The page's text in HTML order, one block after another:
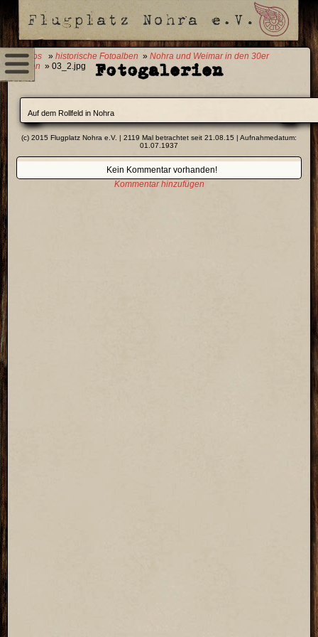
0 Fotos » historische Fotoalben » Nohra und Weimar in den 30er
Jahren » 03_2.jpg Fotogalerien
Auf dem Rollfeld in Nohra
(c) 2015 Flugplatz Nohra e.V. | 2119 Mal betrachtet seit 21.08.15 | Aufnahmedatum:
01.07.1937
Kein Kommentar vorhanden!
Kommentar hinzufügen